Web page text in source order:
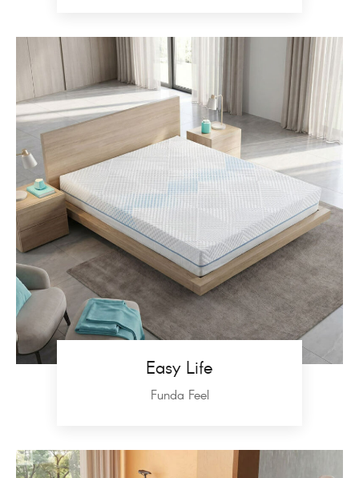
Easy Life
Funda Feel